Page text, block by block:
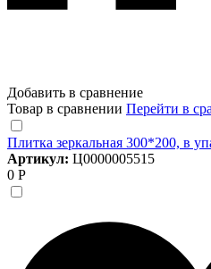
Добавить в сравнение
Товар в сравнении Перейти в
Плитка зеркальная 300*200, в
Артикул: Ц0000005515
0 Р